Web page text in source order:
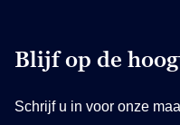
Blijf op de
Schrijf u in voor onze